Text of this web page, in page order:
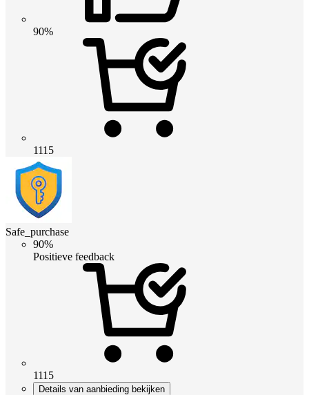
90%
1115
Safe_purchase
90%
Positieve feedback
1115
Details van aanbieding bekijken